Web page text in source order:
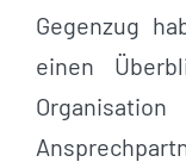
Gegenzug
einen